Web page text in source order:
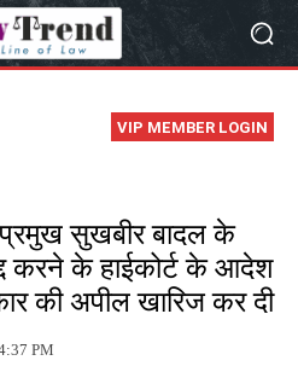
VIP MEMBER LOGIN
प्रमुख सुखबीर बादल के
करने के हाईकोर्ट के आदेश
की अपील खारिज कर दी
PM